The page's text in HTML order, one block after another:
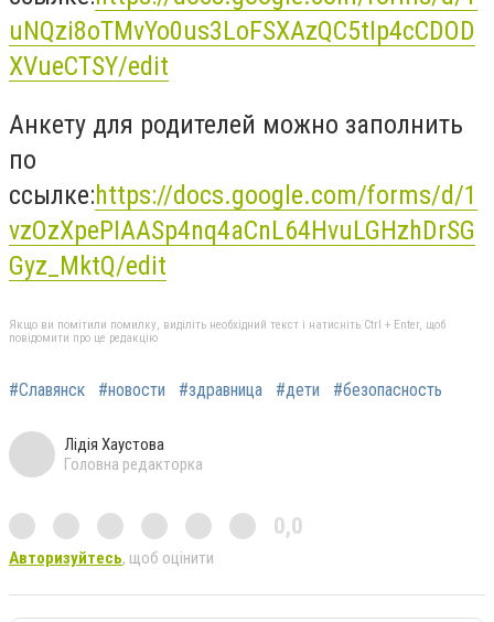
uNQzi8oTMvYo0us3LoFSXAzQC5tIp4cCDOD
XVueCTSY/edit
Анкету для родителей можно заполнить
по
ссылке:https://docs.google.com/forms/d/1
vzOzXpePIAASp4nq4aCnL64HvuLGHzhDrSG
Gyz_MktQ/edit
Якщо ви помітили помилку, виділіть необхідний текст і натисніть Ctrl + Enter, щоб
повідомити про це редакцію
#Славянск #новости #здравница #дети #безопасность
Лідія Хаустова
Головна редакторка
0,0
Авторизуйтесь, щоб оцінити